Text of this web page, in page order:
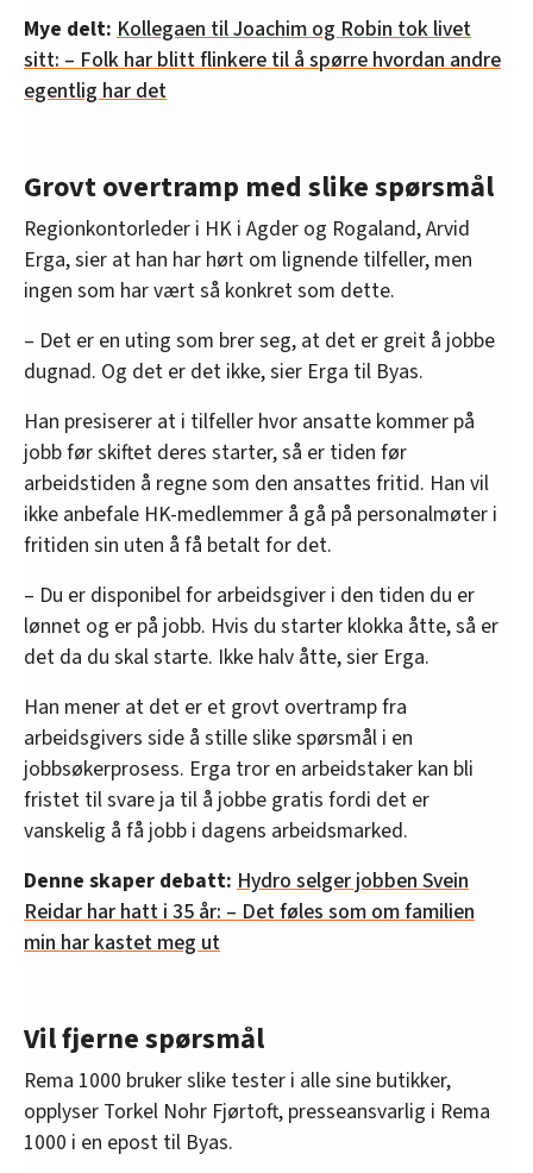
Mye delt: Kollegaen til Joachim og Robin tok livet
sitt: – Folk har blitt flinkere til å spørre hvordan andre
egentlig har det
Grovt overtramp med slike spørsmål
Regionkontorleder i HK i Agder og Rogaland, Arvid
Erga, sier at han har hørt om lignende tilfeller, men
ingen som har vært så konkret som dette.
– Det er en uting som brer seg, at det er greit å jobbe
dugnad. Og det er det ikke, sier Erga til Byas.
Han presiserer at i tilfeller hvor ansatte kommer på
jobb før skiftet deres starter, så er tiden før
arbeidstiden å regne som den ansattes fritid. Han vil
ikke anbefale HK-medlemmer å gå på personalmøter i
fritiden sin uten å få betalt for det.
– Du er disponibel for arbeidsgiver i den tiden du er
lønnet og er på jobb. Hvis du starter klokka åtte, så er
det da du skal starte. Ikke halv åtte, sier Erga.
Han mener at det er et grovt overtramp fra
arbeidsgivers side å stille slike spørsmål i en
jobbsøkerprosess. Erga tror en arbeidstaker kan bli
fristet til svare ja til å jobbe gratis fordi det er
vanskelig å få jobb i dagens arbeidsmarked.
Denne skaper debatt: Hydro selger jobben Svein
Reidar har hatt i 35 år: – Det føles som om familien
min har kastet meg ut
Vil fjerne spørsmål
Rema 1000 bruker slike tester i alle sine butikker,
opplyser Torkel Nohr Fjørtoft, presseansvarlig i Rema
1000 i en epost til Byas.